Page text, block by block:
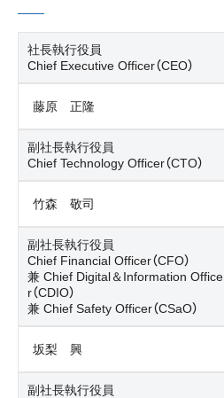
社長執行役員
Chief Executive Officer（CEO）
藤原 正隆
副社長執行役員
Chief Technology Officer（CTO）
竹森 敬司
副社長執行役員
Chief Financial Officer（CFO）
兼 Chief Digital＆Information Office
r（CDIO）
兼 Chief Safety Officer（CSaO）
坂梨 興
副社長執行役員